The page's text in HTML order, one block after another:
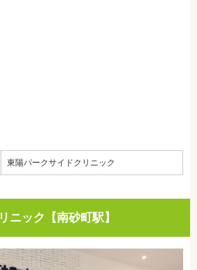
東陽パークサイドクリニック
ニック【南砂町駅】